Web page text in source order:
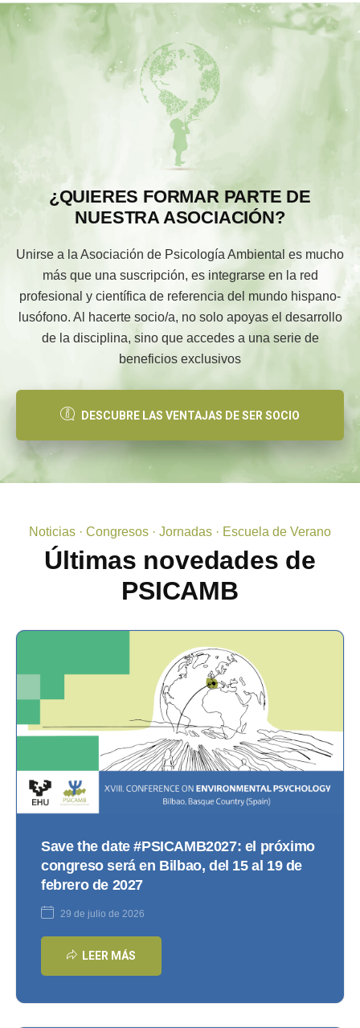
¿QUIERES FORMAR PARTE DE
NUESTRA ASOCIACIÓN?
Unirse a la Asociación de Psicología Ambiental es mucho
más que una suscripción, es integrarse en la red
profesional y científica de referencia del mundo hispano-
lusófono. Al hacerte socio/a, no solo apoyas el desarrollo
de la disciplina, sino que accedes a una serie de
beneficios exclusivos
DESCUBRE LAS VENTAJAS DE SER SOCIO
Noticias · Congresos · Jornadas · Escuela de Verano
Últimas novedades de
PSICAMB
Save the date #PSICAMB2027: el próximo
congreso será en Bilbao, del 15 al 19 de
febrero de 2027
29 de julio de 2026
LEER MÁS